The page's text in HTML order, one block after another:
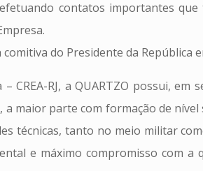
contatos importantes
do Presidente da República
RJ, a QUARTZO possui,
maior parte com formação de
técnicas, tanto no meio militar
e máximo compromisso com